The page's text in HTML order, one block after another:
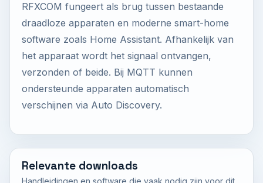
RFXCOM fungeert als brug tussen bestaande
draadloze apparaten en moderne smart-home
software zoals Home Assistant. Afhankelijk van
het apparaat wordt het signaal ontvangen,
verzonden of beide. Bij MQTT kunnen
ondersteunde apparaten automatisch
verschijnen via Auto Discovery.
Relevante downloads
Handleidingen en software die vaak nodig zijn voor dit